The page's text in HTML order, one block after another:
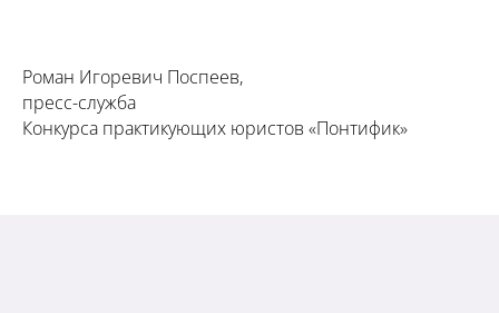
Роман Игоревич Поспеев,
пресс-служба
Конкурса практикующих юристов «Понтифик»